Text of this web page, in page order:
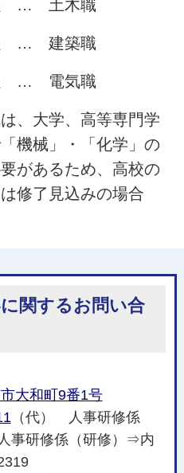
程 … 土木職
程 … 建築職
程 … 電気職
、大学、高等専門学
機械」・「化学」の
があるため、高校の
修了見込みの場合
関するお問い合
大和町9番1号
（代） 人事研修係
事研修係（研修）⇒内